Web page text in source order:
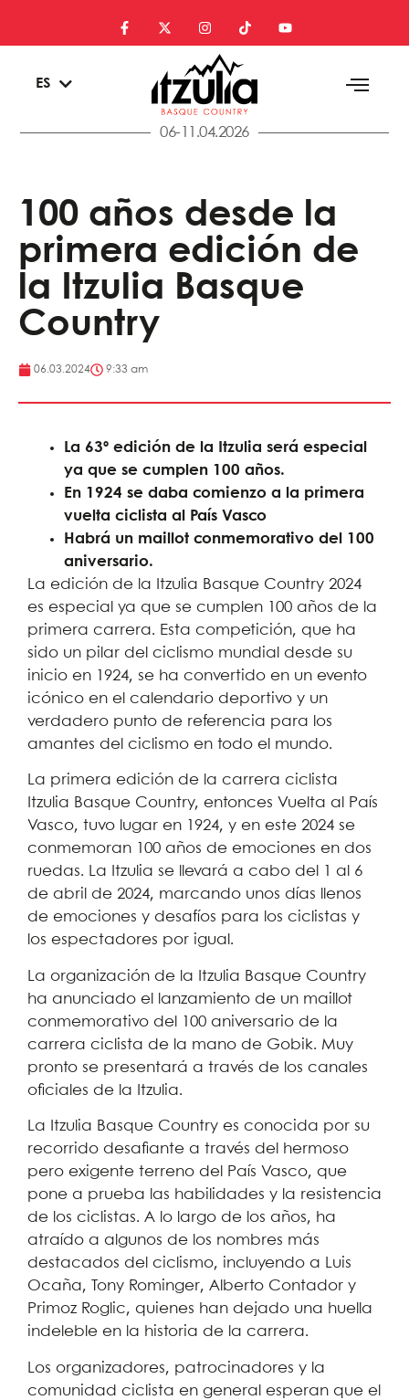
ES
EN
06-11.04.2026
100 años desde la
primera edición de
la Itzulia Basque
Country
06.03.2024 9:33 am
La 63º edición de la Itzulia será especial
ya que se cumplen 100 años.
En 1924 se daba comienzo a la primera
vuelta ciclista al País Vasco
Habrá un maillot conmemorativo del 100
aniversario.
La edición de la Itzulia Basque Country 2024
es especial ya que se cumplen 100 años de la
primera carrera. Esta competición, que ha
sido un pilar del ciclismo mundial desde su
inicio en 1924, se ha convertido en un evento
icónico en el calendario deportivo y un
verdadero punto de referencia para los
amantes del ciclismo en todo el mundo.
La primera edición de la carrera ciclista
Itzulia Basque Country, entonces Vuelta al País
Vasco, tuvo lugar en 1924, y en este 2024 se
conmemoran 100 años de emociones en dos
ruedas. La Itzulia se llevará a cabo del 1 al 6
de abril de 2024, marcando unos días llenos
de emociones y desafíos para los ciclistas y
los espectadores por igual.
La organización de la Itzulia Basque Country
ha anunciado el lanzamiento de un maillot
conmemorativo del 100 aniversario de la
carrera ciclista de la mano de Gobik. Muy
pronto se presentará a través de los canales
oficiales de la Itzulia.
La Itzulia Basque Country es conocida por su
recorrido desafiante a través del hermoso
pero exigente terreno del País Vasco, que
pone a prueba las habilidades y la resistencia
de los ciclistas. A lo largo de los años, ha
atraído a algunos de los nombres más
destacados del ciclismo, incluyendo a Luis
Ocaña, Tony Rominger, Alberto Contador y
Primoz Roglic, quienes han dejado una huella
indeleble en la historia de la carrera.
Los organizadores, patrocinadores y la
comunidad ciclista en general esperan que el